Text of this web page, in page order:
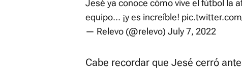
Jesé ya conoce cómo vive el fútbol la
equipo... ¡y es increíble!
— Relevo (@relevo) July 7, 2022
Cabe recordar que Jesé cerró